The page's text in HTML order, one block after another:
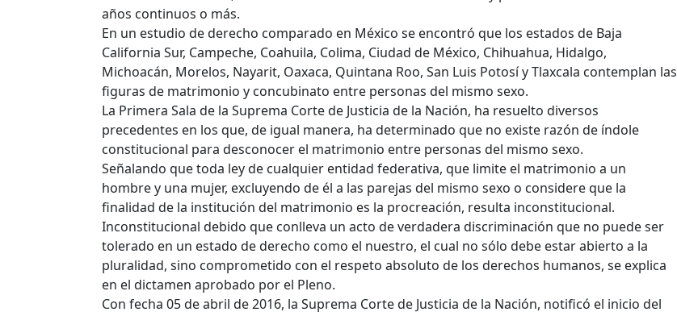
años continuos o más.
En un estudio de derecho comparado en México se encontró que los estados de Baja
California Sur, Campeche, Coahuila, Colima, Ciudad de México, Chihuahua, Hidalgo,
Michoacán, Morelos, Nayarit, Oaxaca, Quintana Roo, San Luis Potosí y Tlaxcala contemplan las
figuras de matrimonio y concubinato entre personas del mismo sexo.
La Primera Sala de la Suprema Corte de Justicia de la Nación, ha resuelto diversos
precedentes en los que, de igual manera, ha determinado que no existe razón de índole
constitucional para desconocer el matrimonio entre personas del mismo sexo.
Señalando que toda ley de cualquier entidad federativa, que limite el matrimonio a un
hombre y una mujer, excluyendo de él a las parejas del mismo sexo o considere que la
finalidad de la institución del matrimonio es la procreación, resulta inconstitucional.
Inconstitucional debido que conlleva un acto de verdadera discriminación que no puede ser
tolerado en un estado de derecho como el nuestro, el cual no sólo debe estar abierto a la
pluralidad, sino comprometido con el respeto absoluto de los derechos humanos, se explica
en el dictamen aprobado por el Pleno.
Con fecha 05 de abril de 2016, la Suprema Corte de Justicia de la Nación, notificó el inicio del